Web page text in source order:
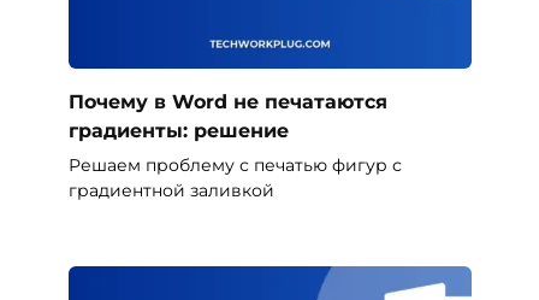
Почему в Word не печатаются
градиенты: решение
Решаем проблему с печатью фигур с
градиентной заливкой